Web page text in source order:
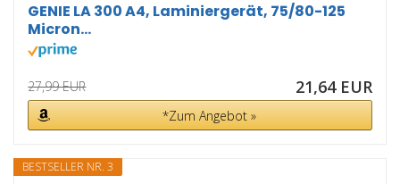
GENIE LA 300 A4, Laminiergerät, 75/80-125
Micron...
27,99 EUR 21,64 EUR
*Zum Angebot »
BESTSELLER NR. 3